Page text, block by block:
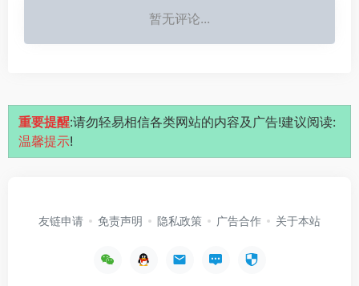
暂无评论...
重要提醒:请勿轻易相信各类网站的内容及广告!建议阅读:
温馨提示!
友链申请 免责声明 隐私政策 广告合作 关于本站